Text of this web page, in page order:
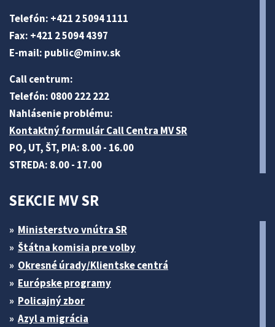
Telefón: +421 2 5094 1111
Fax: +421 2 5094 4397
E-mail: public@minv.sk
Call centrum:
Telefón: 0800 222 222
Nahlásenie problému:
Kontaktný formulár Call Centra MV SR
PO, UT, ŠT, PIA: 8.00 - 16.00
STREDA: 8.00 - 17.00
SEKCIE MV SR
Ministerstvo vnútra SR
Štátna komisia pre volby
Okresné úrady/Klientske centrá
Európske programy
Policajný zbor
Azyl a migrácia